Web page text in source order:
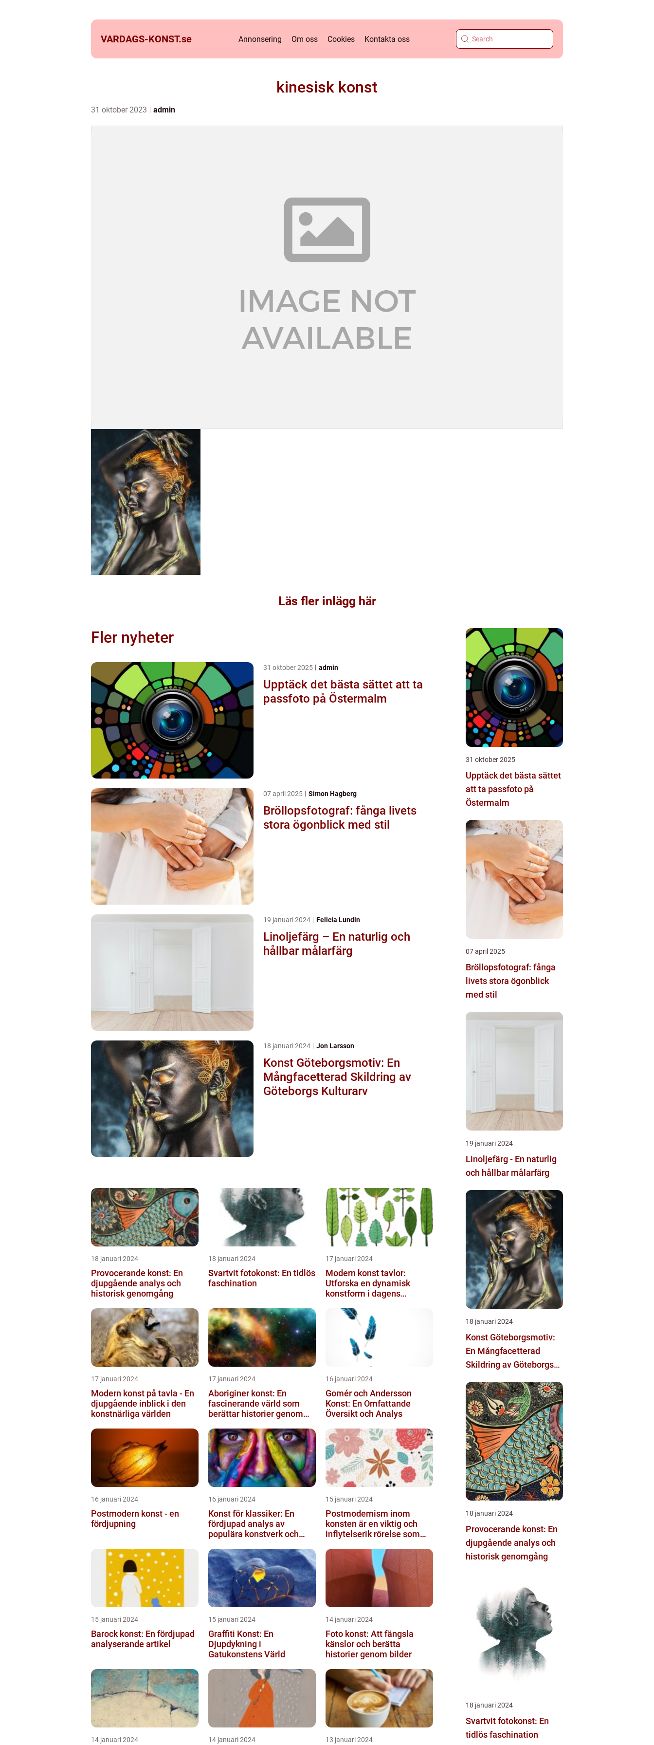
VARDAGS-KONST.se Annonsering Om oss Cookies Kontakta oss
kinesisk konst
31 oktober 2023 admin
Läs fler inlägg här
Fler nyheter
31 oktober 2025 admin
Upptäck det bästa sättet att ta
passfoto på Östermalm
07 april 2025 Simon Hagberg
Bröllopsfotograf: fånga livets
stora ögonblick med stil
19 januari 2024 Felicia Lundin
Linoljefärg – En naturlig och
hållbar målarfärg
18 januari 2024 Jon Larsson
Konst Göteborgsmotiv: En
Mångfacetterad Skildring av
Göteborgs Kulturarv
18 januari 2024
Provocerande konst: En
djupgående analys och
historisk genomgång
18 januari 2024
Svartvit fotokonst: En tidlös
faschination
17 januari 2024
Modern konst tavlor:
Utforska en dynamisk
konstform i dagens
17 januari 2024
Modern konst på tavla - En
djupgående inblick i den
konstnärliga världen
17 januari 2024
Aboriginer konst: En
fascinerande värld som
berättar historier genom
16 januari 2024
Gomér och Andersson
Konst: En Omfattande
Översikt och Analys
16 januari 2024
Postmodern konst - en
fördjupning
16 januari 2024
Konst för klassiker: En
fördjupad analys av
populära konstverk och
15 januari 2024
Postmodernism inom
konsten är en viktig och
inflytelserik rörelse som
normer o...
15 januari 2024
Barock konst: En fördjupad
analyserande artikel
15 januari 2024
Graffiti Konst: En
Djupdykning i
Gatukonstens Värld
14 januari 2024
Foto konst: Att fängsla
känslor och berätta
historier genom bilder
14 januari 2024 14 januari 2024 13 januari 2024
31 oktober 2025
Upptäck det bästa sättet
att ta passfoto på
Östermalm
07 april 2025
Bröllopsfotograf: fånga
livets stora ögonblick
med stil
19 januari 2024
Linoljefärg - En naturlig
och hållbar målarfärg
18 januari 2024
Konst Göteborgsmotiv:
En Mångfacetterad
Skildring av Göteborgs
18 januari 2024
Provocerande konst: En
djupgående analys och
historisk genomgång
18 januari 2024
Svartvit fotokonst: En
tidlös faschination